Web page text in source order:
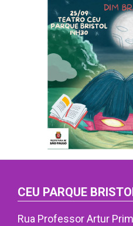
CEU PARQUE
Rua Professor Artur